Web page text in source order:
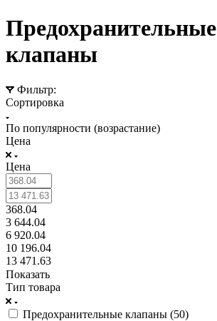
Предохранительные
клапаны
Фильтр:
Сортировка
По популярности (возрастание)
Цена
Цена
368.04
3 644.04
6 920.04
10 196.04
13 471.63
Показать
Тип товара
Предохранительные клапаны (50)